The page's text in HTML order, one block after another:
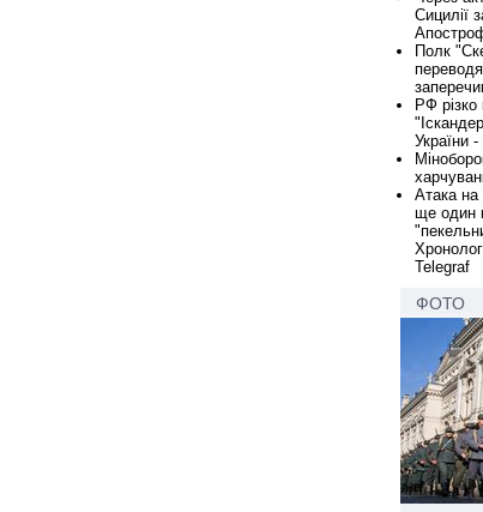
Сицилії
Полк
РФ
України
Атака на
ще один
Telegraf
ФОТО